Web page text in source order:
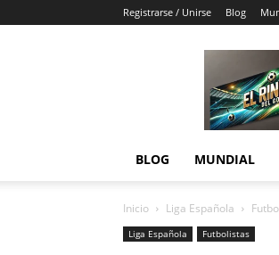
Registrarse / Unirse Blog
BLOG MUNDIAL
Inicio Liga Española
Liga Española Futbolistas